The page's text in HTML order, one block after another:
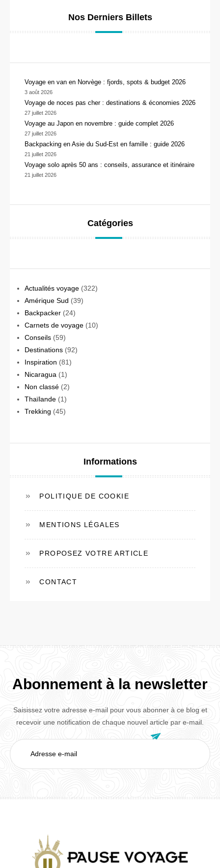
Nos Derniers Billets
Voyage en van en Norvège : fjords, spots & budget 2026
3 août 2026
Voyage de noces pas cher : destinations & économies 2026
27 juillet 2026
Voyage au Japon en novembre : guide complet 2026
27 juillet 2026
Backpacking en Asie du Sud-Est en famille : guide 2026
21 juillet 2026
Voyage solo après 50 ans : conseils, assurance et itinéraire
21 juillet 2026
Catégories
Actualités voyage (322)
Amérique Sud (39)
Backpacker (24)
Carnets de voyage (10)
Conseils (59)
Destinations (92)
Inspiration (81)
Nicaragua (1)
Non classé (2)
Thaïlande (1)
Trekking (45)
Informations
POLITIQUE DE COOKIE
MENTIONS LÉGALES
PROPOSEZ VOTRE ARTICLE
CONTACT
Abonnement à la newsletter
Saisissez votre adresse e-mail pour vous abonner à ce blog et
recevoir une notification de chaque nouvel article par e-mail.
Adresse
e-
mail
